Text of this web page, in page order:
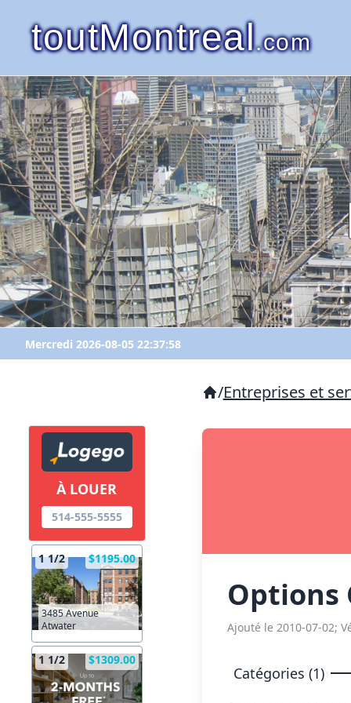
toutMontreal.com
Mercredi 2026-08-05 22:37:58
À LOUER
514-555-5555
1 1/2 $1195.00
3485 Avenue
Atwater
1 1/2 $1309.00
/Entreprises et
Options
Ajouté le 2010-07-02;
Catégories (1)